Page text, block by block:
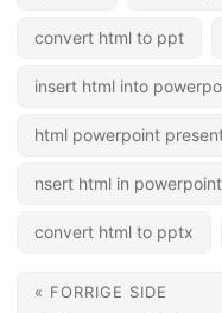
convert html to ppt
insert html into
html powerpoint
nsert html in powerpoint
convert html to pptx
« FORRIGE SIDE